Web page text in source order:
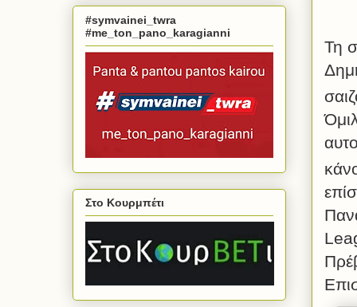
Τη
#symvainei_twra
#me_ton_pano_karagianni
Στο Κουρμπέτι